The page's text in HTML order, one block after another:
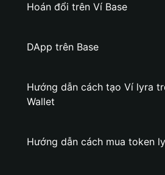
Hoán đổi trên Ví Base
DApp trên Base
Hướng dẫn cách tạo Ví lyra
Wallet
Hướng dẫn cách mua token